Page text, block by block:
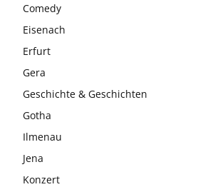
Comedy
Eisenach
Erfurt
Gera
Geschichte & Geschichten
Gotha
Ilmenau
Jena
Konzert